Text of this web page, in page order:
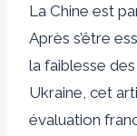
La Chine est
Après s’être
la faiblesse
Ukraine, cet
évaluation